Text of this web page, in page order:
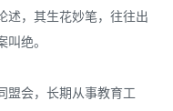
述，其生花妙笔，往往出
绝。
盟会，长期从事教育工